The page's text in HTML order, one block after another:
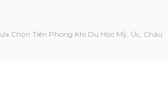
Chọn Tiên Phong Khi Du Học Mỹ, Úc, Châu